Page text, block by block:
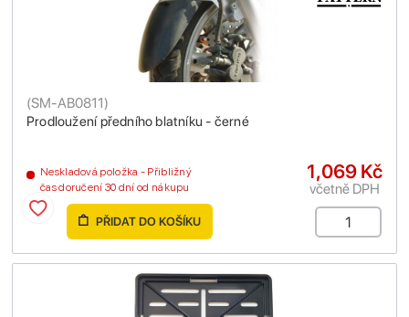
Prodloužení předního blatníku - černé
(SM-AB0811)
Neskladová položka - Přibližný
čas doručení 30 dní od nákupu
1,069 Kč
včetně DPH
PŘIDAT DO KOŠÍKU